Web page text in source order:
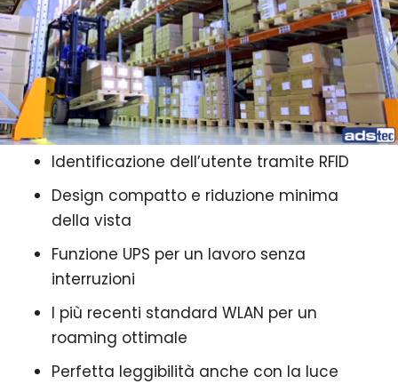
Identificazione dell’utente tramite RFID
Design compatto e riduzione minima
della vista
Funzione UPS per un lavoro senza
interruzioni
I più recenti standard WLAN per un
roaming ottimale
Perfetta leggibilità anche con la luce